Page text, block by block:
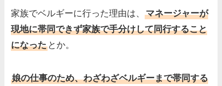
家族でベルギーに行った理由は、マネージャーが
現地に帯同できず家族で手分けして同行すること
になった とか。
娘の仕事のため、わざわざベルギーまで帯同する